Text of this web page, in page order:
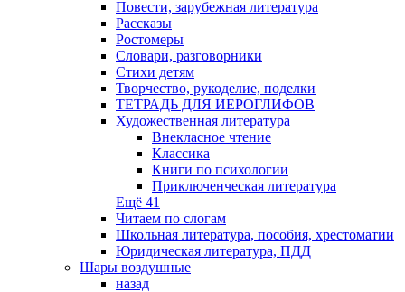
Повести, зарубежная литература
Рассказы
Ростомеры
Словари, разговорники
Стихи детям
Творчество, рукоделие, поделки
ТЕТРАДЬ ДЛЯ ИЕРОГЛИФОВ
Художественная литература
Внекласное чтение
Классика
Книги по психологии
Приключенческая литература
Ещё 41
Читаем по слогам
Школьная литература, пособия, хрестоматии
Юридическая литература, ПДД
Шары воздушные
назад